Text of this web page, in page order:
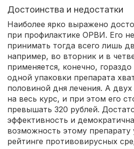
Достоинства и недостатки
Наиболее ярко выражено
при профилактике ОРВИ. Его
принимать тогда всего лишь
например, во вторник и в
применяется, конечно,
одной упаковки препарата
половиной дня лечения. А
на весь курс, и при этом его
превышать 320 рублей.
эффективность и
возможность этому препарату
рейтинге противовирусных